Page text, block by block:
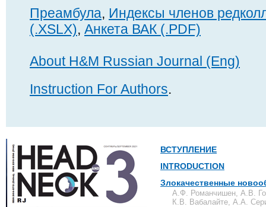
Преамбула, Индексы членов
(.XSLX), Анкета ВАК (.PDF)
About H&M Russian Journal (Eng)
Instruction For Authors.
ВСТУПЛЕНИЕ
INTRODUCTION
Злокачественные
А.Ф. Романчишен, А.В.
К.В. Вабалайте, А.А.